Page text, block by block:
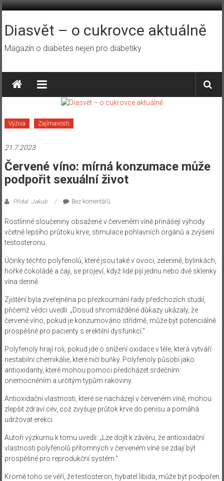
Přeskočit
obsah
Diasvět – o cukrovce aktuálně
Magazín o diabetes nejen pro diabetiky
Výživa Zajímavosti
21.7.2023
Červené víno: mírná konzumace může
podpořit sexuální život
Přidal: Jakub Bez komentářů
Rostlinné sloučeniny obsažené v červeném víně přinášejí výhody
včetně lepšího průtoku krve, stimulace pohlavních orgánů a zvýšení
testosteronu.
Účinky těchto polyfenolů, které jsou také v ovoci, zelenině, bylinkách,
hořké čokoládě a čaji, se projeví, když lidé pijí jednu nebo dvě sklenky
vína denně.
Zjištění byla zveřejněna po přezkoumání řady předchozích studií,
přičemž vědci uvedli: „Dosud shromážděné důkazy ukázaly, že
červené víno, pokud je konzumováno střídmě, může být potenciálně
prospěšné pro pacienty s erektilní dysfunkcí.“
Polyfenoly hrají roli, pokud jde o snížení oxidace v těle, která vytváří
nestabilní chemikálie, které ničí buňky. Polyfenoly působí jako
antioxidanty, které mohou pomoci předcházet srdečním
onemocněním a určitým typům rakoviny.
Antioxidační vlastnosti, které se nacházejí v červeném víně, mohou
zlepšit zdraví cév, což zvyšuje průtok krve do penisu a pomáhá
udržovat erekci.
Autoři výzkumu k tomu uvedli: „Lze dojít k závěru, že antioxidační
vlastnosti polyfenolů přítomných v červeném víně se zdají být
prospěšné pro reprodukční systém.“
Kromě toho se věří, že testosteron, hybatel libida, může být podpořen